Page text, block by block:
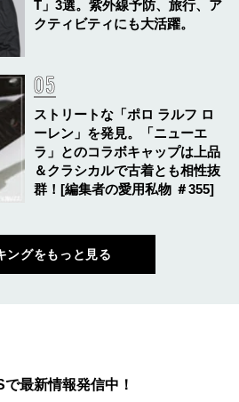
T」3選。紫外線予防、旅行、ア
クティビティにも大活躍。
ストリートな「ポロ ラルフ ロ
ーレン」を発見。「ニューエ
ラ」とのコラボキャップは上品
＆クラシカルで古着とも相性抜
群！[編集者の愛用私物 ＃355]
ングをもっと見る
最新情報発信中！